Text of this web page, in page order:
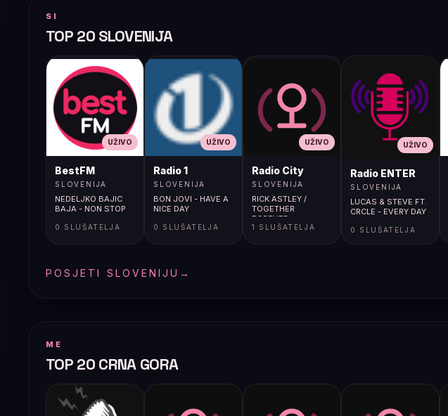
SI
TOP 20 SLOVENIJA
UŽIVO
BestFM
SLOVENIJA
NEDELJKO BAJIC
BAJA - NON STOP
0 SLUŠATELJA
UŽIVO
Radio 1
SLOVENIJA
BON JOVI - HAVE A
NICE DAY
0 SLUŠATELJA
UŽIVO
Radio City
SLOVENIJA
RICK ASTLEY /
TOGETHER
FOREVER
1 SLUŠATELJA
UŽIVO
Radio ENTER
SLOVENIJA
LUCAS & STEVE FT.
CRCLE - EVERY DAY
0 SLUŠATELJA
POSJETI SLOVENIJU →
ME
TOP 20 CRNA GORA